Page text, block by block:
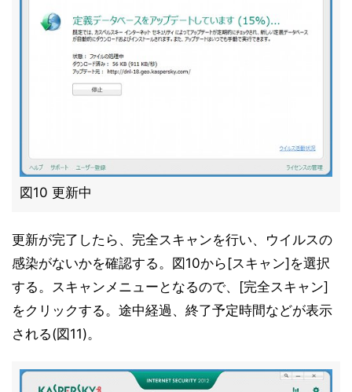
図10 更新中
更新が完了したら、完全スキャンを行い、ウイルスの
感染がないかを確認する。図10から[スキャン]を選択
する。スキャンメニューとなるので、[完全スキャン]
をクリックする。途中経過、終了予定時間などが表示
される(図11)。